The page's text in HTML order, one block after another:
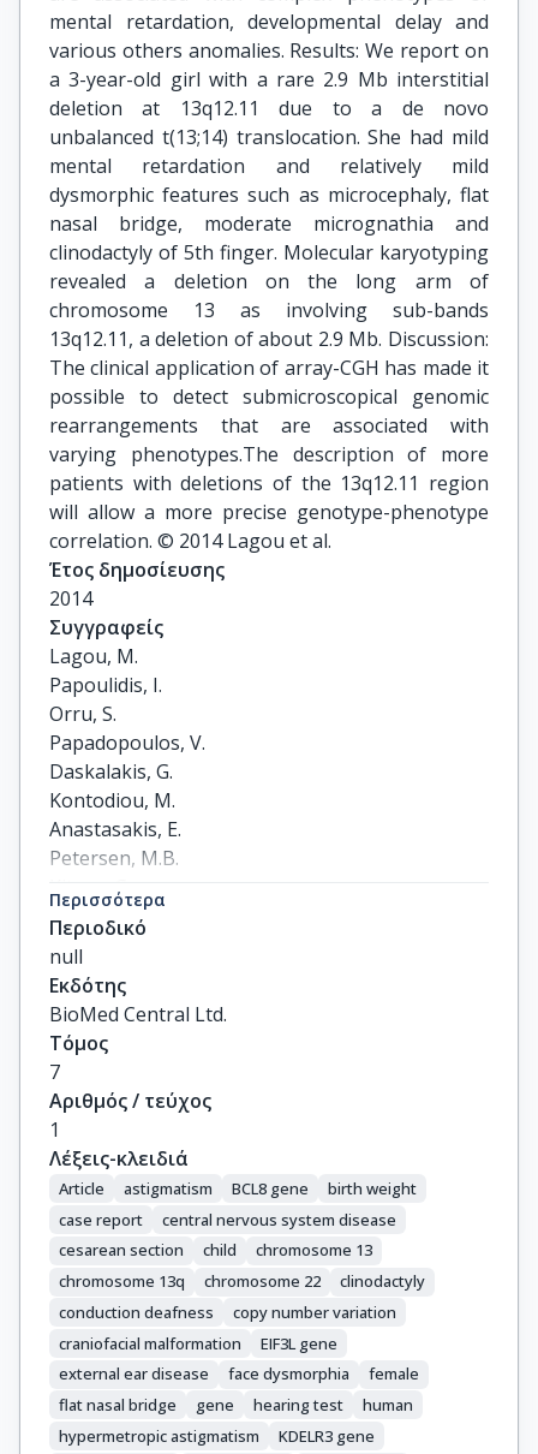
mental retardation, developmental delay and
various others anomalies. Results: We report on
a 3-year-old girl with a rare 2.9 Mb interstitial
deletion at 13q12.11 due to a de novo
unbalanced t(13;14) translocation. She had mild
mental retardation and relatively mild
dysmorphic features such as microcephaly, flat
nasal bridge, moderate micrognathia and
clinodactyly of 5th finger. Molecular karyotyping
revealed a deletion on the long arm of
chromosome 13 as involving sub-bands
13q12.11, a deletion of about 2.9 Mb. Discussion:
The clinical application of array-CGH has made it
possible to detect submicroscopical genomic
rearrangements that are associated with
varying phenotypes.The description of more
patients with deletions of the 13q12.11 region
will allow a more precise genotype-phenotype
correlation. © 2014 Lagou et al.
Έτος δημοσίευσης
2014
Συγγραφείς
Lagou, M.
Papoulidis, I.
Orru, S.
Papadopoulos, V.
Daskalakis, G.
Kontodiou, M.
Anastasakis, E.
Petersen, M.B.
Kitsos, G.
Thomaidis, L.
Manolakos, E.
Περισσότερα
Περιοδικό
null
Εκδότης
BioMed Central Ltd.
Τόμος
7
Αριθμός / τεύχος
1
Λέξεις-κλειδιά
Article astigmatism BCL8 gene
birth weight
case report
central nervous system disease
cesarean section
child
chromosome 13
chromosome 13q
chromosome 22
clinodactyly
conduction deafness
copy number variation
craniofacial malformation
EIF3L gene
external ear disease
face dysmorphia
female
flat nasal bridge
gene hearing test
human
hypermetropic astigmatism
KDELR3 gene